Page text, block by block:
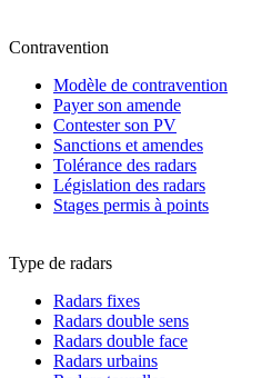
Contravention
Modèle de contravention
Payer son amende
Contester son PV
Sanctions et amendes
Tolérance des radars
Législation des radars
Stages permis à points
Type de radars
Radars fixes
Radars double sens
Radars double face
Radars urbains